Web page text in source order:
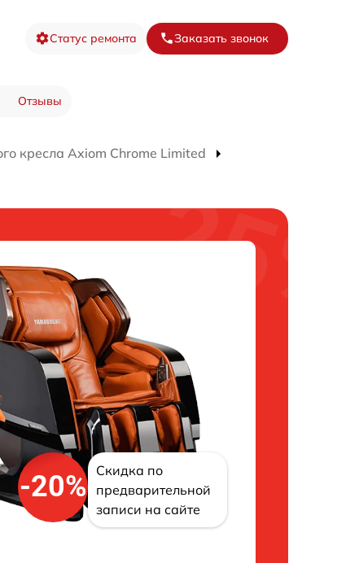
Статус ремонта Заказать звонок
Отзывы
кресла Axiom Chrome Limited
-20%
Скидка по
предварительной
записи на сайте